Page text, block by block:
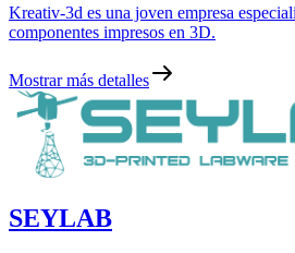
Kreativ-3d es una joven empresa
componentes impresos en 3D.
Mostrar más detalles
SEYLAB